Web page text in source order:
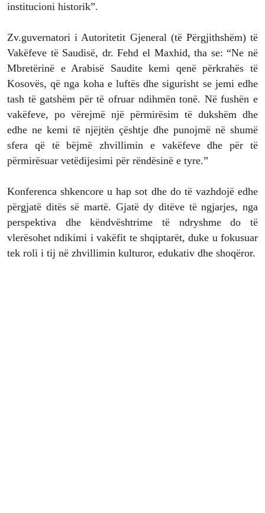
institucioni historik”.
Zv.guvernatori i Autoritetit Gjeneral (të Përgjithshëm) të
Vakëfeve të Saudisë, dr. Fehd el Maxhid, tha se: “Ne në
Mbretërinë e Arabisë Saudite kemi qenë përkrahës të
Kosovës, që nga koha e luftës dhe sigurisht se jemi edhe
tash të gatshëm për të ofruar ndihmën tonë. Në fushën e
vakëfeve, po vërejmë një përmirësim të dukshëm dhe
edhe ne kemi të njëjtën çështje dhe punojmë në shumë
sfera që të bëjmë zhvillimin e vakëfeve dhe për të
përmirësuar vetëdijesimi për rëndësinë e tyre.”
Konferenca shkencore u hap sot dhe do të vazhdojë edhe
përgjatë ditës së martë. Gjatë dy ditëve të ngjarjes, nga
perspektiva dhe këndvështrime të ndryshme do të
vlerësohet ndikimi i vakëfit te shqiptarët, duke u fokusuar
tek roli i tij në zhvillimin kulturor, edukativ dhe shoqëror.